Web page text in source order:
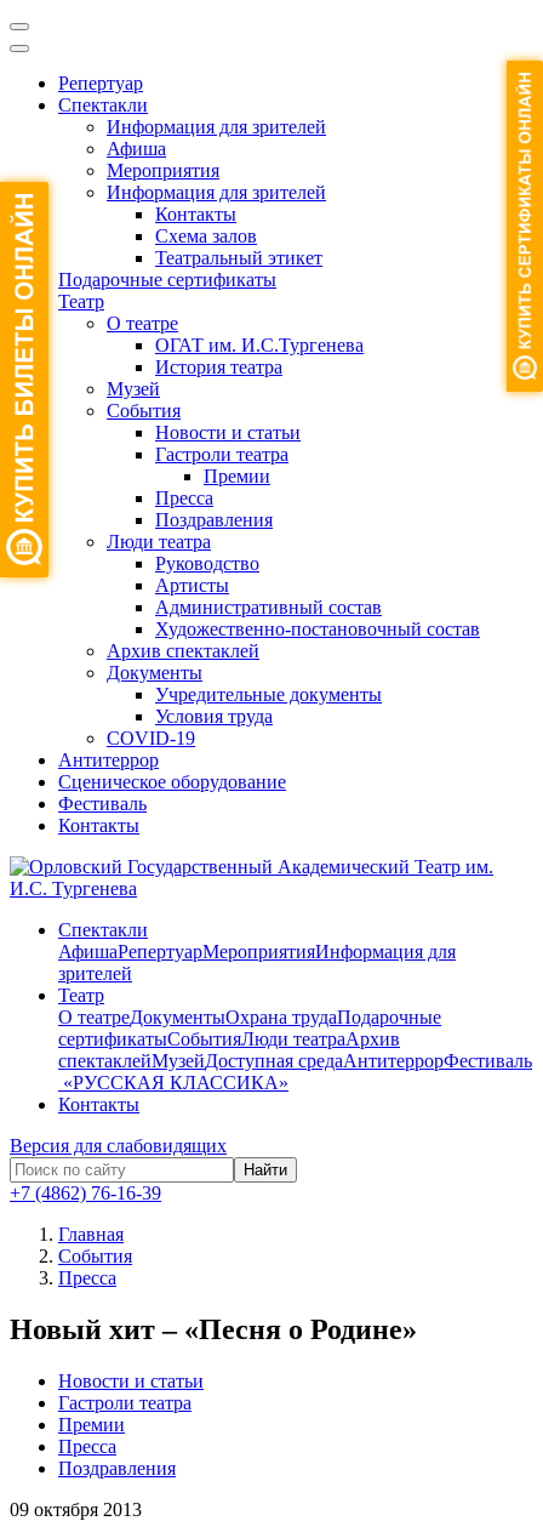
Репертуар
Спектакли
Информация для зрителей
Афиша
Мероприятия
Информация для зрителей
Контакты
Схема залов
Театральный этикет
Подарочные сертификаты
Театр
О театре
ОГАТ им. И.С.Тургенева
История театра
Музей
События
Новости и статьи
Гастроли театра
Премии
Пресса
Поздравления
Люди театра
Руководство
Артисты
Административный состав
Художественно-постановочный состав
Архив спектаклей
Документы
Учредительные документы
Условия труда
COVID-19
Антитеррор
Сценическое оборудование
Фестиваль
Контакты
Спектакли
АфишаРепертуарМероприятияИнформация для
зрителей
Театр
О театреДокументыОхрана трудаПодарочные
сертификатыСобытияЛюди театраАрхив
спектаклейМузейДоступная средаАнтитеррорФестиваль
​ «РУССКАЯ КЛАССИКА»
Контакты
Версия для слабовидящих
Найти
+7 (4862) 76-16-39
Главная
События
Пресса
Новый хит – «Песня о Родине»
Новости и статьи
Гастроли театра
Премии
Пресса
Поздравления
09 октября 2013